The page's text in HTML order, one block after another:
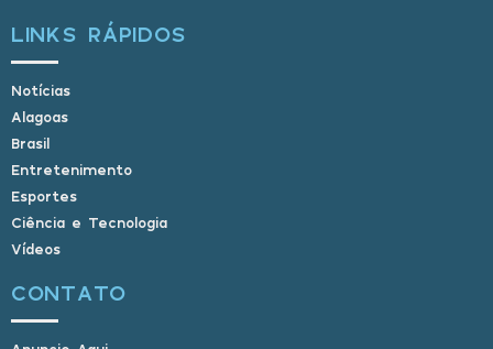
LINKS RÁPIDOS
Notícias
Alagoas
Brasil
Entretenimento
Esportes
Ciência e Tecnologia
Vídeos
CONTATO